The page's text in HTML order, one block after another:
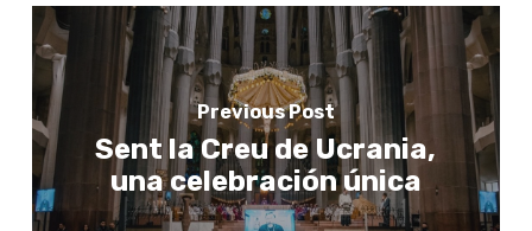
Previous Post
Sent la Creu de Ucrania,
una celebración única